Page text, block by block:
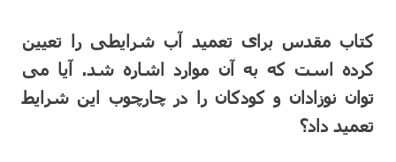
کتاب مقدس برای تعمید آب شرایطی را تعیین
کرده است که به آن موارد اشاره شد. آیا می
توان نوزادان و کودکان را در چارچوب این شرایط
تعمید داد؟